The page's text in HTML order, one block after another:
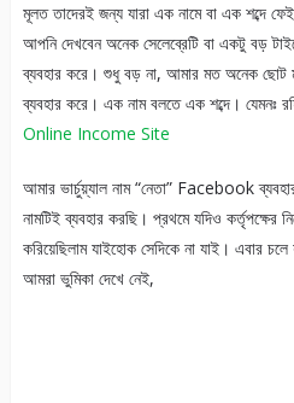
মূলত তাদেরই জন্য যারা এক নামে বা এক শব্দে
আপনি দেখবেন অনেক সেলেব্রেটি বা একটু বড়
ব্যবহার করে। শুধু বড় না, আমার মত অনেক ছোট
ব্যবহার করে। এক নাম বলতে এক শব্দে। যেমনঃ
Online Income Site
আমার ভার্চুয়্যাল নাম “নেতা” Facebook
নামটিই ব্যবহার করছি। প্রথমে যদিও কর্তৃপক্ষের
করিয়েছিলাম যাইহোক সেদিকে না যাই। এবার
আমরা ভুমিকা দেখে নেই,